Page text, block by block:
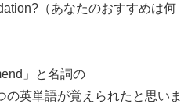
（あなたのおすすめは何
」と名詞の
の英単語が覚えられたと思いま